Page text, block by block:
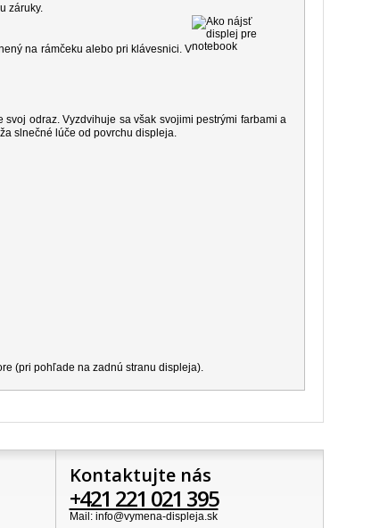
záruky.
na rámčeku alebo pri klávesnici. V
odraz. Vyzdvihuje sa však svojimi pestrými farbami a
slnečné lúče od povrchu displeja.
(pri pohľade na zadnú stranu displeja).
Kontaktujte nás
+421 221 021 395
Mail: info@vymena-displeja.sk